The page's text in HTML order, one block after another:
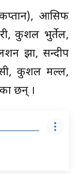
आसिफ
कुशल भुर्तेल,
झा, सन्दीप
कुशल मल्ल,
छन् ।